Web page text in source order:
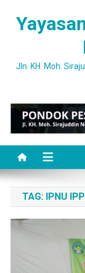
Jln. KH. Moh.
TAG: IPNU